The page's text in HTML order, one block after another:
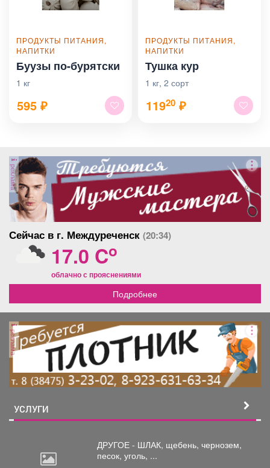
ПРОДУКТЫ ПИТАНИЯ,
НАПИТКИ
Буузы по-бурятски
1 кг
595 ₽
ПРОДУКТЫ ПИТАНИЯ,
НАПИТКИ
Тушка кур
1 кг, 2 сорт
11920 ₽
реклама
Сейчас в г. Междуреченск (20:34)
17.0 Co
облачно с прояснениями
Подробнее
реклама
УСЛУГИ
ДРУГОЕ - ШЛАК, щебень, чернозем,
песок, уголь, ...